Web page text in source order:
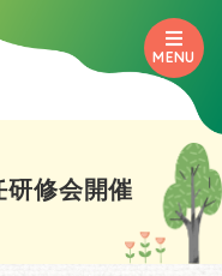
MENU
修会開催